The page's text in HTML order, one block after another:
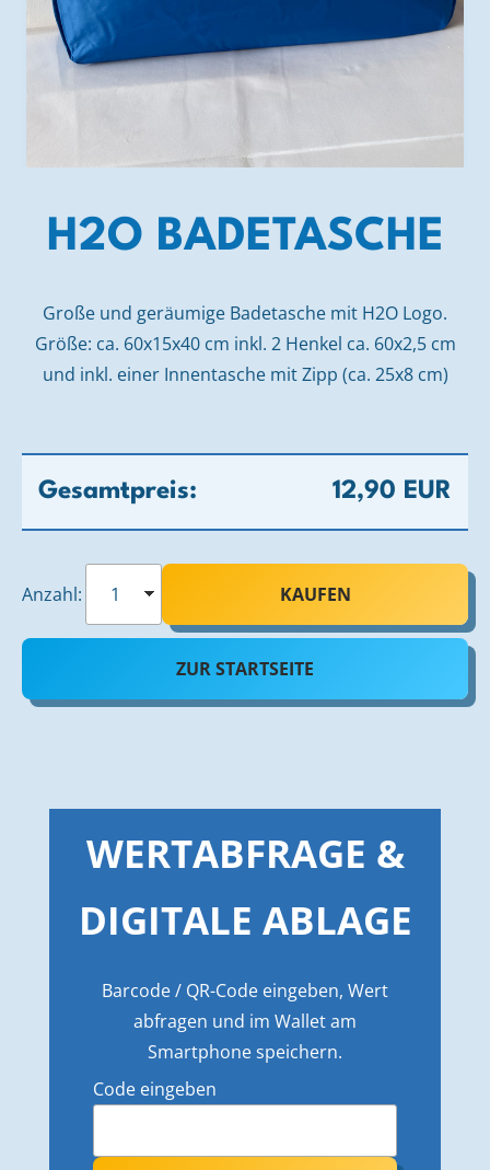
H2O BADETASCHE
Große und geräumige Badetasche mit H2O Logo.
Größe: ca. 60x15x40 cm inkl. 2 Henkel ca. 60x2,5 cm
und inkl. einer Innentasche mit Zipp (ca. 25x8 cm)
Gesamtpreis: 12,90 EUR
Anzahl: KAUFEN
ZUR STARTSEITE
WERTABFRAGE &
DIGITALE ABLAGE
Barcode / QR-Code eingeben, Wert
abfragen und im Wallet am
Smartphone speichern.
Code eingeben